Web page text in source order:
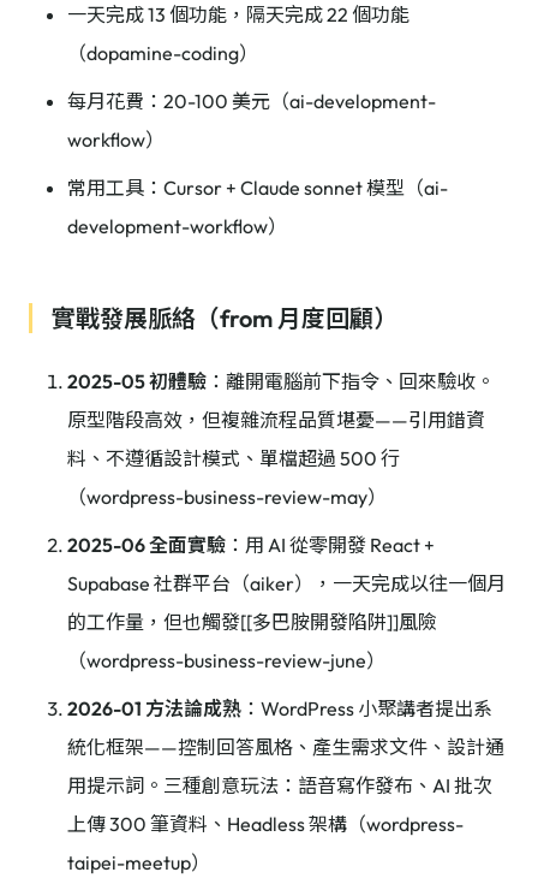
一天完成 13 個功能，隔天完成 22 個功能
（dopamine-coding）
每月花費：20-100 美元（ai-development-
workflow）
常用工具：Cursor + Claude sonnet 模型（ai-
development-workflow）
實戰發展脈絡（from 月度回顧）
2025-05 初體驗 ：離開電腦前下指令、回來驗收。
原型階段高效，但複雜流程品質堪憂——引用錯資
料、不遵循設計模式、單檔超過 500 行
（wordpress-business-review-may）
2025-06 全面實驗 ：用 AI 從零開發 React +
Supabase 社群平台（aiker），一天完成以往一個月
的工作量，但也觸發[[多巴胺開發陷阱]]風險
（wordpress-business-review-june）
2026-01 方法論成熟 ：WordPress 小聚講者提出系
統化框架——控制回答風格、產生需求文件、設計通
用提示詞。三種創意玩法：語音寫作發布、AI 批次
上傳 300 筆資料、Headless 架構（wordpress-
taipei-meetup）